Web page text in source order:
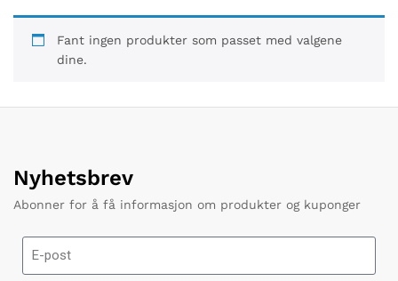
Fant ingen produkter som passet med valgene
dine.
Nyhetsbrev
Abonner for å få informasjon om produkter og kuponger